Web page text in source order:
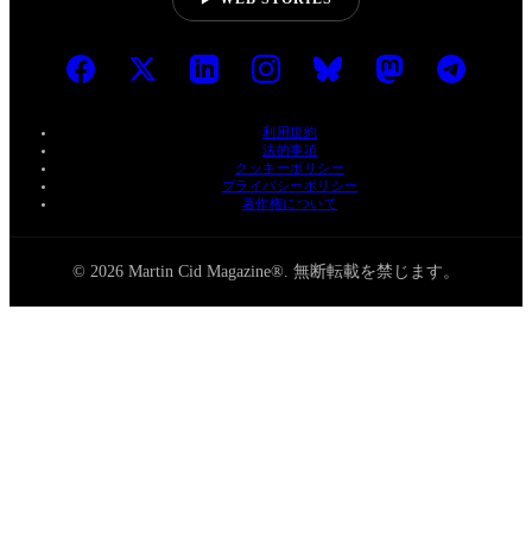
利用規約
法的事項
クッキーポリシー
プライバシーポリシー
著作権について
© 2026 Martin Cid Magazine®. 無断転載を禁じます。